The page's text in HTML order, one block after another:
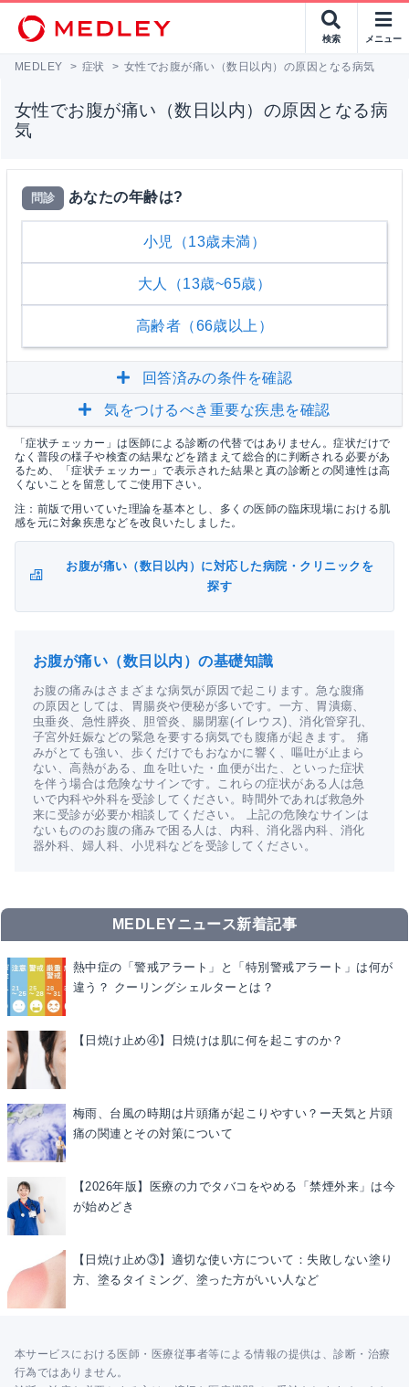
検索 メニュー
MEDLEY > 症状 > 女性でお腹が痛い（数日以内）の原因となる病気
女性でお腹が痛い（数日以内）の原因となる病
気
問診 あなたの年齢は?
小児（13歳未満）
大人（13歳~65歳）
高齢者（66歳以上）
回答済みの条件を確認
気をつけるべき重要な疾患を確認
「症状チェッカー」は医師による診断の代替ではありません。症状だけで
なく普段の様子や検査の結果などを踏まえて総合的に判断される必要があ
るため、「症状チェッカー」で表示された結果と真の診断との関連性は高
くないことを留意してご使用下さい。
注：前版で用いていた理論を基本とし、多くの医師の臨床現場における肌
感を元に対象疾患などを改良いたしました。
お腹が痛い（数日以内）に対応した病院・クリニックを
探す
お腹が痛い（数日以内）の基礎知識
お腹の痛みはさまざまな病気が原因で起こります。急な腹痛
の原因としては、胃腸炎や便秘が多いです。一方、胃潰瘍、
虫垂炎、急性膵炎、胆管炎、腸閉塞(イレウス)、消化管穿孔、
子宮外妊娠などの緊急を要する病気でも腹痛が起きます。 痛
みがとても強い、歩くだけでもおなかに響く、嘔吐が止まら
ない、高熱がある、血を吐いた・血便が出た、といった症状
を伴う場合は危険なサインです。これらの症状がある人は急
いで内科や外科を受診してください。時間外であれば救急外
来に受診が必要か相談してください。 上記の危険なサインは
ないもののお腹の痛みで困る人は、内科、消化器内科、消化
器外科、婦人科、小児科などを受診してください。
MEDLEYニュース新着記事
熱中症の「警戒アラート」と「特別警戒アラート」は何が
違う？ クーリングシェルターとは？
【日焼け止め④】日焼けは肌に何を起こすのか？
梅雨、台風の時期は片頭痛が起こりやすい？ー天気と片頭
痛の関連とその対策について
【2026年版】医療の力でタバコをやめる「禁煙外来」は今
が始めどき
【日焼け止め③】適切な使い方について：失敗しない塗り
方、塗るタイミング、塗った方がいい人など
本サービスにおける医師・医療従事者等による情報の提供は、診断・治療
行為ではありません。